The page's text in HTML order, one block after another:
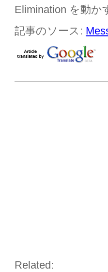
Elimination を動か
記事のソース:
Related: